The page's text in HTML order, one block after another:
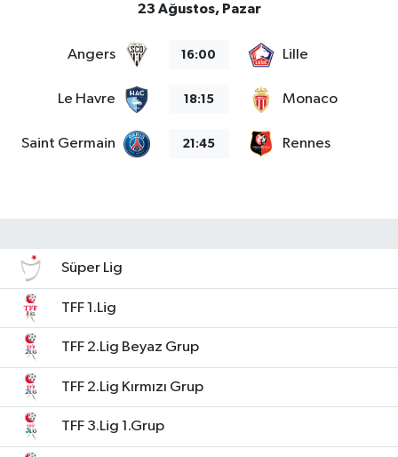
23 Ağustos, Pazar
Angers 16:00 Lille
Le Havre 18:15 Monaco
Saint Germain 21:45 Rennes
Süper Lig
TFF 1.Lig
TFF 2.Lig Beyaz Grup
TFF 2.Lig Kırmızı Grup
TFF 3.Lig 1.Grup